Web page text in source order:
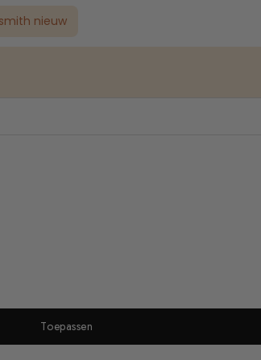
nieuw
Toepassen